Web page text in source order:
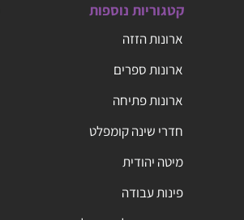
קטגוריות נוספות
ארונות הזזה
ארונות ספרים
ארונות פתיחה
חדרי שינה קומפלט
מיטה יהודית
פינות עבודה